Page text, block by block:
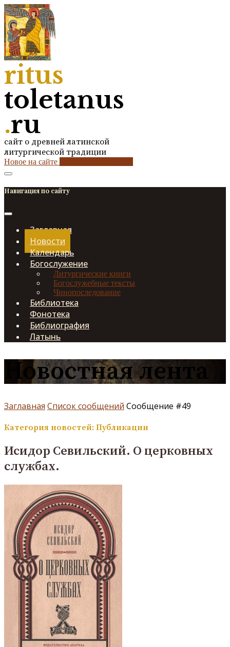
ritus
toletanus
.ru
сайт о древней латинской
литургической традиции
Новое на сайте
Навигация по сайту
Заглавная
Новости
Календарь
Богослужение
Литургические книги
Богослужебные тексты
Чинопоследование
Библиотека
Фонотека
Библиография
Латынь
Новостная лента
Заглавная Список сообщений Сообщение #49
Категория новостей: Публикации
Исидор Севильский. О церковных
службах.